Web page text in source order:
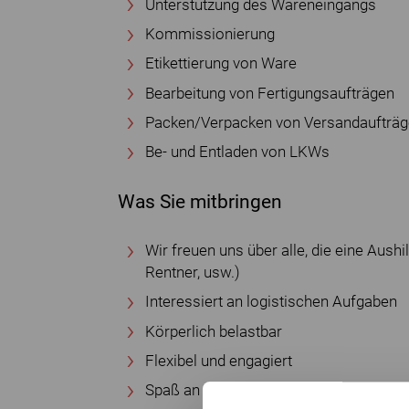
Unterstützung des Wareneingangs
Kommissionierung
Etikettierung von Ware
Bearbeitung von Fertigungsaufträgen
Packen/Verpacken von
Be- und Entladen von LKWs
Was Sie mitbringen
Wir freuen uns über alle, die eine
Rentner, usw.)
Interessiert an logistischen Aufgaben
Körperlich belastbar
Flexibel und engagiert
Spaß an der Teamarbeit